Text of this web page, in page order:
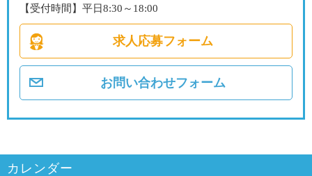
【受付時間】平日8:30～18:00
求人応募フォーム
お問い合わせフォーム
カレンダー